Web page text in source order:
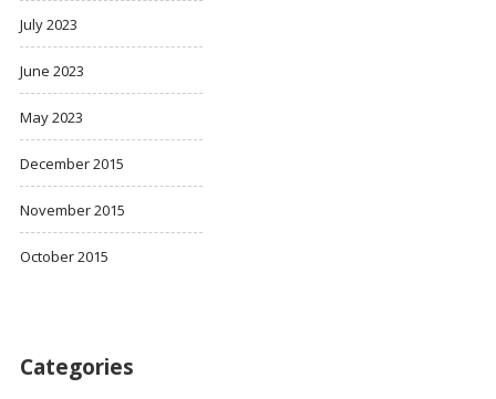
July 2023
June 2023
May 2023
December 2015
November 2015
October 2015
Categories